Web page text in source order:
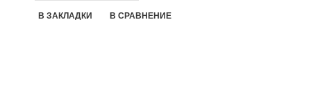
В ЗАКЛАДКИ В СРАВНЕНИЕ